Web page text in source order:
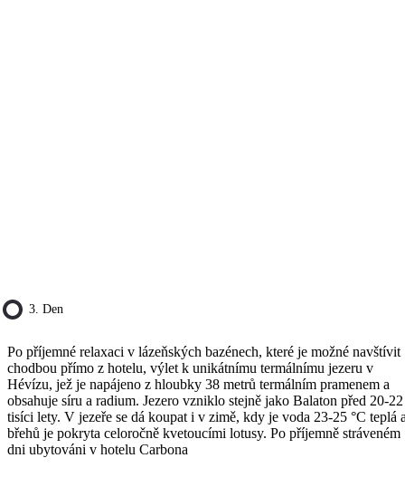
3. Den
Po příjemné relaxaci v lázeňských bazénech, které je možné navštívit
chodbou přímo z hotelu, výlet k unikátnímu termálnímu jezeru v
Hévízu, jež je napájeno z hloubky 38 metrů termálním pramenem a
obsahuje síru a radium. Jezero vzniklo stejně jako Balaton před 20-22
tisíci lety. V jezeře se dá koupat i v zimě, kdy je voda 23-25 °C teplá
břehů je pokryta celoročně kvetoucími lotusy. Po příjemně stráveném
dni ubytováni v hotelu Carbona